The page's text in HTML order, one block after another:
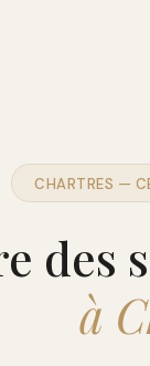
CHARTRES —
des
à